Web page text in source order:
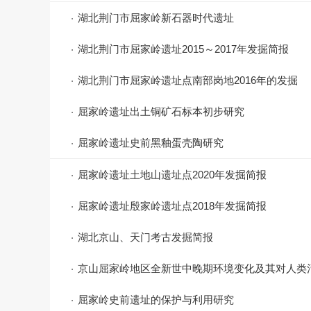
湖北荆门市屈家岭新石器时代遗址
湖北荆门市屈家岭遗址2015～2017年发掘简报
湖北荆门市屈家岭遗址点南部岗地2016年的发掘
屈家岭遗址出土铜矿石标本初步研究
屈家岭遗址史前黑釉蛋壳陶研究
屈家岭遗址土地山遗址点2020年发掘简报
屈家岭遗址殷家岭遗址点2018年发掘简报
湖北京山、天门考古发掘简报
京山屈家岭地区全新世中晚期环境变化及其对人类
屈家岭史前遗址的保护与利用研究